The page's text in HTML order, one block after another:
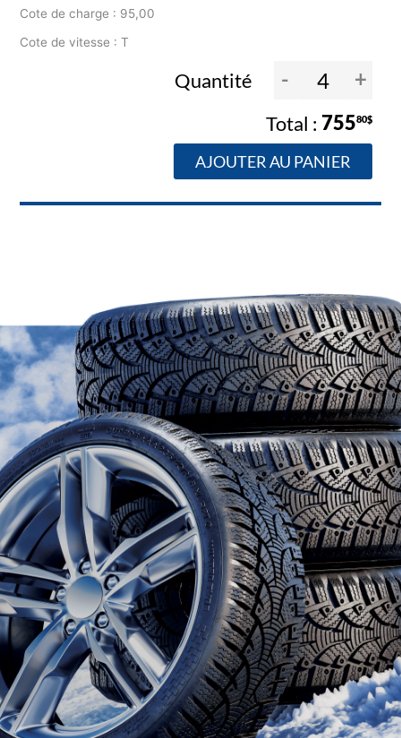
Cote de charge : 95,00
Cote de vitesse : T
Quantité - +
75580$
AJOUTER AU PANIER